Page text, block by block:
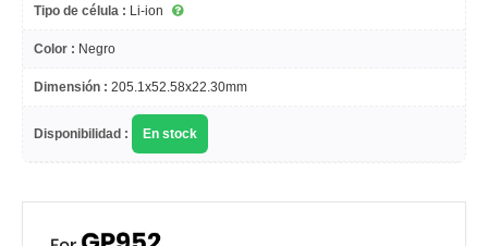
Tipo de célula : Li-ion
Color : Negro
Dimensión : 205.1x52.58x22.30mm
Disponibilidad : En stock